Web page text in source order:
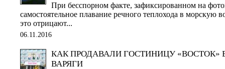
При бесспорном факте, зафиксированном на
самостоятельное плавание речного теплохода в морскую
это отрицают...
06.11.2016
КАК ПРОДАВАЛИ ГОСТИНИЦУ «ВОСТОК»
ВАРЯГИ